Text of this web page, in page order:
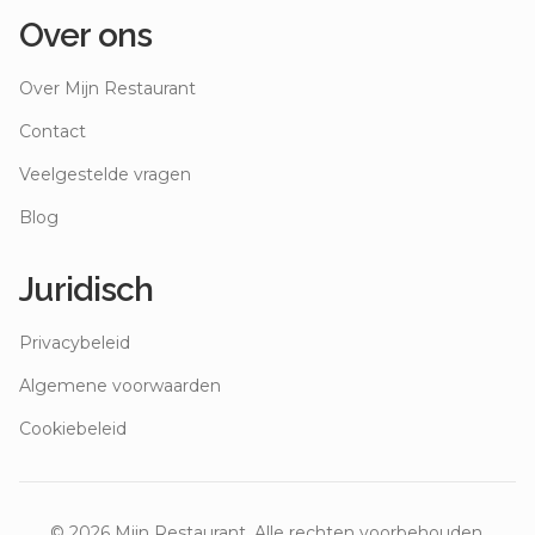
Over ons
Over Mijn Restaurant
Contact
Veelgestelde vragen
Blog
Juridisch
Privacybeleid
Algemene voorwaarden
Cookiebeleid